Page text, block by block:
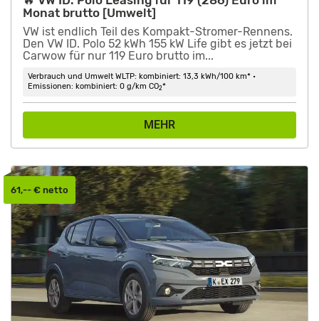
Monat brutto [Umwelt]
VW ist endlich Teil des Kompakt-Stromer-Rennens.
Den VW ID. Polo 52 kWh 155 kW Life gibt es jetzt bei
Carwow für nur 119 Euro brutto im...
Verbrauch und Umwelt WLTP: kombiniert: 13,3 kWh/100 km* •
Emissionen: kombiniert: 0 g/km CO2*
MEHR
61,-- € netto